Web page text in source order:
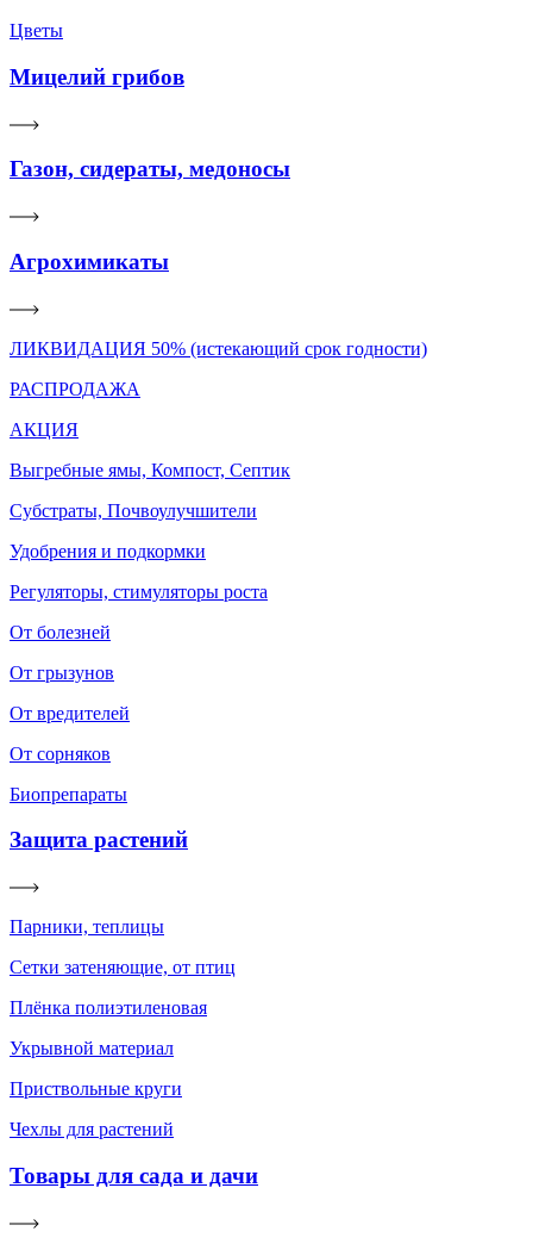
Цветы
Мицелий грибов
Газон, сидераты, медоносы
Агрохимикаты
ЛИКВИДАЦИЯ 50% (истекающий срок годности)
РАСПРОДАЖА
АКЦИЯ
Выгребные ямы, Компост, Септик
Субстраты, Почвоулучшители
Удобрения и подкормки
Регуляторы, стимуляторы роста
От болезней
От грызунов
От вредителей
От сорняков
Биопрепараты
Защита растений
Парники, теплицы
Сетки затеняющие, от птиц
Плёнка полиэтиленовая
Укрывной материал
Приствольные круги
Чехлы для растений
Товары для сада и дачи